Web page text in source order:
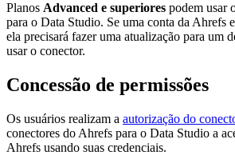
Planos Advanced e superiores podem usar
para o Data Studio. Se uma conta da Ahrefs
ela precisará fazer uma atualização para um
usar o conector.
Concessão de permissões
Os usuários realizam a autorização do
conectores do Ahrefs para o Data Studio a
Ahrefs usando suas credenciais.